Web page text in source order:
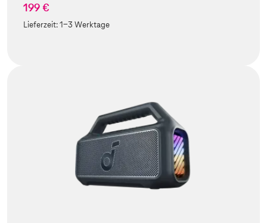
199 €
Lieferzeit:1-3 Werktage